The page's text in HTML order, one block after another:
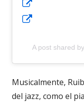
A post shared
Musicalmente,
del jazz, como el